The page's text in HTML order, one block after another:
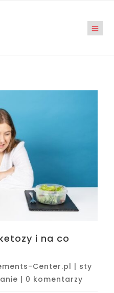
i na co
Center.pl | sty
| 0 komentarzy